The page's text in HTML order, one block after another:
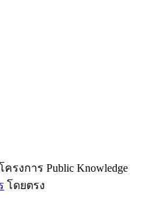
งการ Public Knowledge
โดยตรง